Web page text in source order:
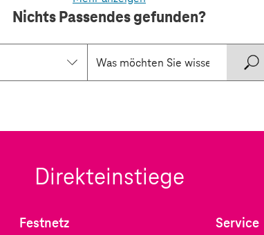
Nichts Passendes gefunden?
Direkteinstiege
Festnetz Service